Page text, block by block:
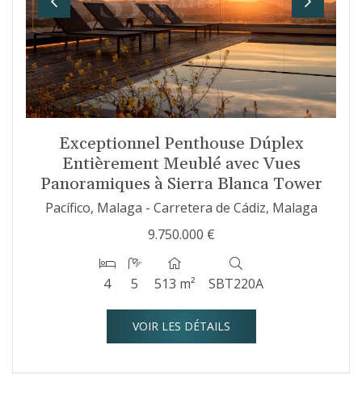
Previous Next
Exceptionnel Penthouse Dúplex
Entièrement Meublé avec Vues
Panoramiques à Sierra Blanca Tower
Pacífico, Malaga - Carretera de Cádiz, Malaga
9.750.000 €
4 5 513 m² SBT220A
VOIR LES DÉTAILS